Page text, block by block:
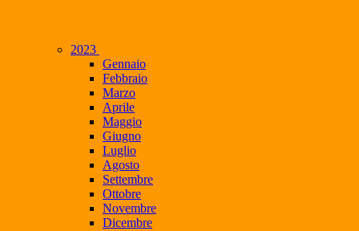
2023
Gennaio
Febbraio
Marzo
Aprile
Maggio
Giugno
Luglio
Agosto
Settembre
Ottobre
Novembre
Dicembre